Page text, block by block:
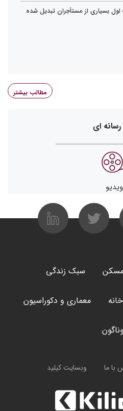
اول بسیاری از مستأجران تبدیل شده
مطالب بیشتر
ای
ویدیو
مسکن سبک زندگی
معماری و دکوراسیون
با ما وبسایت کیلید